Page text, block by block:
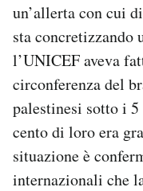
un’allerta con cui
sta
l’UNICEF aveva
circonferenza del
palestinesi sotto i 5
cento di loro era
situazione è
internazionali che